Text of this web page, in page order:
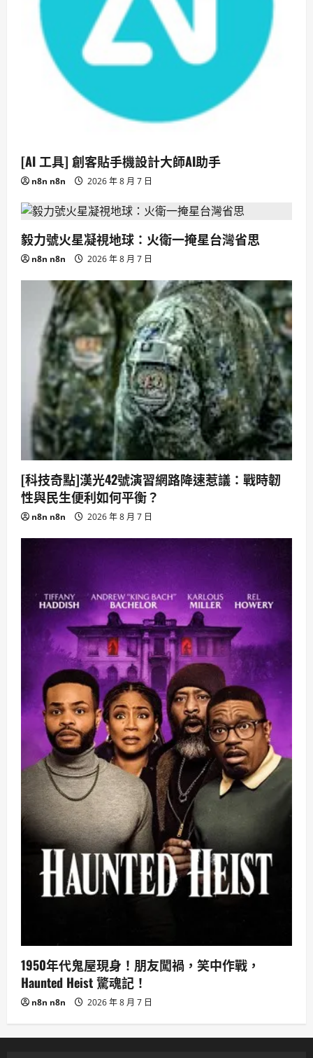
[AI 工具] 創客貼手機設計大師AI助手
n8n n8n 2026 年 8 月 7 日
毅力號火星凝視地球：火衛一掩星台灣省思
n8n n8n 2026 年 8 月 7 日
[科技奇點]漢光42號演習網路降速惹議：戰時韌
性與民生便利如何平衡？
n8n n8n 2026 年 8 月 7 日
1950年代鬼屋現身！朋友闖禍，笑中作戰，
Haunted Heist 驚魂記！
n8n n8n 2026 年 8 月 7 日